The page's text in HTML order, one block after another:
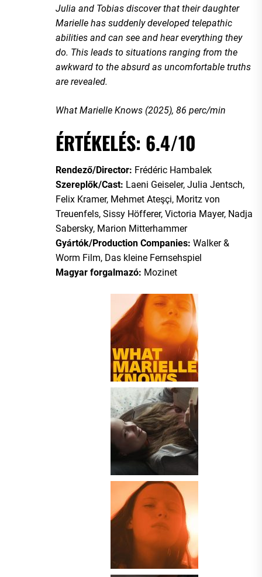
Julia and Tobias discover that their daughter
Marielle has suddenly developed telepathic
abilities and can see and hear everything they
do. This leads to situations ranging from the
awkward to the absurd as uncomfortable truths
are revealed.
What Marielle Knows (2025), 86 perc/min
ÉRTÉKELÉS: 6.4/10
Rendező/Director: Frédéric Hambalek
Szereplők/Cast: Laeni Geiseler, Julia Jentsch,
Felix Kramer, Mehmet Ateşçi, Moritz von
Treuenfels, Sissy Höfferer, Victoria Mayer, Nadja
Sabersky, Marion Mitterhammer
Gyártók/Production Companies: Walker &
Worm Film, Das kleine Fernsehspiel
Magyar forgalmazó: Mozinet